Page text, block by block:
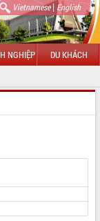
Vietnamese| English
NGHIỆP DU KHÁCH